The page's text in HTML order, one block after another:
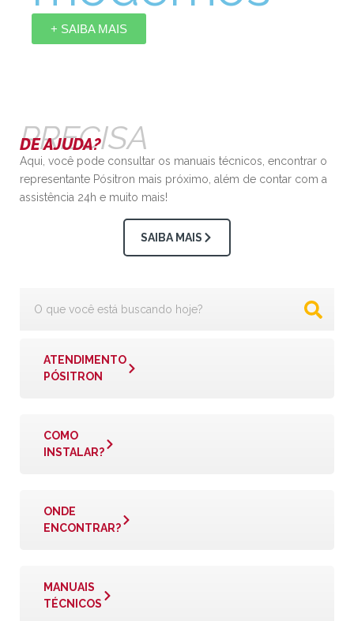
+ SAIBA MAIS
PRECISA
DE AJUDA?
Aqui, você pode consultar os manuais técnicos, encontrar o
representante Pósitron mais próximo, além de contar com a
assistência 24h e muito mais!
SAIBA MAIS
ATENDIMENTO
PÓSITRON
COMO
INSTALAR?
ONDE
ENCONTRAR?
MANUAIS
TÉCNICOS